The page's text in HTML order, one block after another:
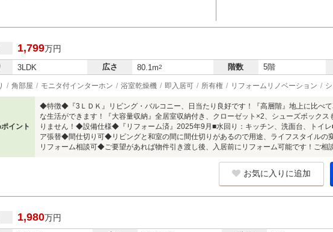
1,799万円
3LDK 広さ 80.1m2 階数 5階
角部屋 モニタ付インターホン 浴室乾燥機 即入居可 所有権 リフォームリノベーション
イント
◆特徴◆『3ＬＤＫ』リビング・バルコニー、日当たり良好です！『高層階』地上に比べ
な生活ができます！『大容量収納』全居室収納付き、クローゼット×2、シューズボックス
りません！◆設備仕様◆『リフォーム済』2025年9月■水回り：キッチン、洗面台、トイ
ア張替◆間仕切り可◆リビングと和室の間に間仕切りがあるので用途、ライフスタイルの
リフォーム相談可◆ご要望があれば物件引き渡し後、入居前にリフォーム可能です！ご相
お気に入りに追加
1,980万円